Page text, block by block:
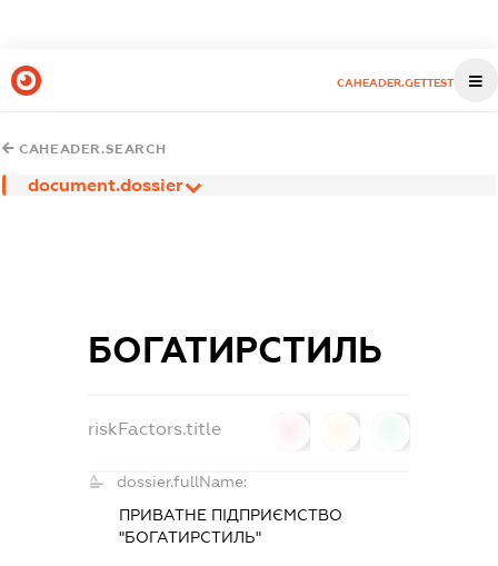
CAHEADER.GETTEST
CAHEADER.SEARCH
document.dossier
БОГАТИРСТИЛЬ
riskFactors.title
dossier.fullName:
ПРИВАТНЕ ПІДПРИЄМСТВО
"БОГАТИРСТИЛЬ"